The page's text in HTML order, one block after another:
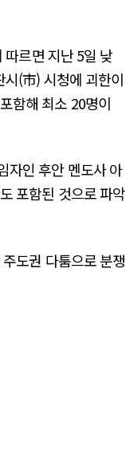
따르면 지난 5일 낮
(市) 시청에 괴한이
함해 최소 20명이
자인 후안 멘도사 아
포함된 것으로 파악
도권 다툼으로 분쟁